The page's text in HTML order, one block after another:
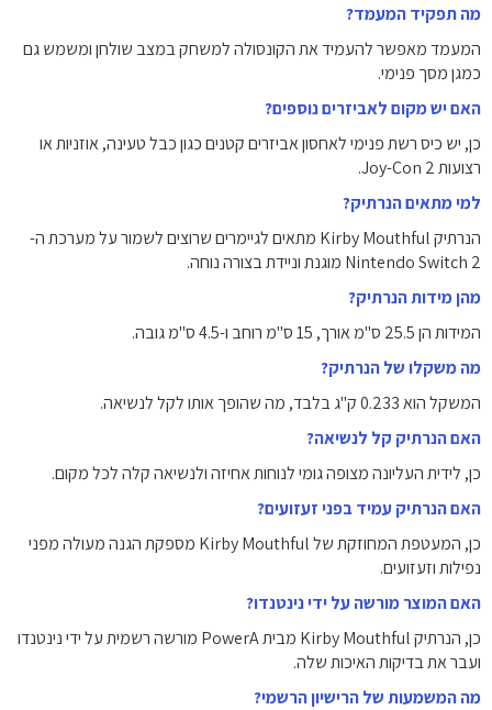
מה תפקיד המעמד?
המעמד מאפשר להעמיד את הקונסולה למשחק במצב שולחן ומשמש גם
כמגן מסך פנימי.
האם יש מקום לאביזרים נוספים?
כן, יש כיס רשת פנימי לאחסון אביזרים קטנים כגון כבל טעינה, אוזניות או
רצועות Joy-Con 2.
למי מתאים הנרתיק?
הנרתיק Kirby Mouthful מתאים לגיימרים שרוצים לשמור על מערכת ה-
Nintendo Switch 2 מוגנת וניידת בצורה נוחה.
מהן מידות הנרתיק?
המידות הן 25.5 ס"מ אורך, 15 ס"מ רוחב ו-4.5 ס"מ גובה.
מה משקלו של הנרתיק?
המשקל הוא 0.233 ק"ג בלבד, מה שהופך אותו לקל לנשיאה.
האם הנרתיק קל לנשיאה?
כן, לידית העליונה מצופה גומי לנוחות אחיזה ולנשיאה קלה לכל מקום.
האם הנרתיק עמיד בפני זעזועים?
כן, המעטפת המחוזקת של Kirby Mouthful מספקת הגנה מעולה מפני
נפילות וזעזועים.
האם המוצר מורשה על ידי נינטנדו?
כן, הנרתיק Kirby Mouthful מבית PowerA מורשה רשמית על ידי נינטנדו
ועבר את בדיקות האיכות שלה.
מה המשמעות של הרישיון הרשמי?